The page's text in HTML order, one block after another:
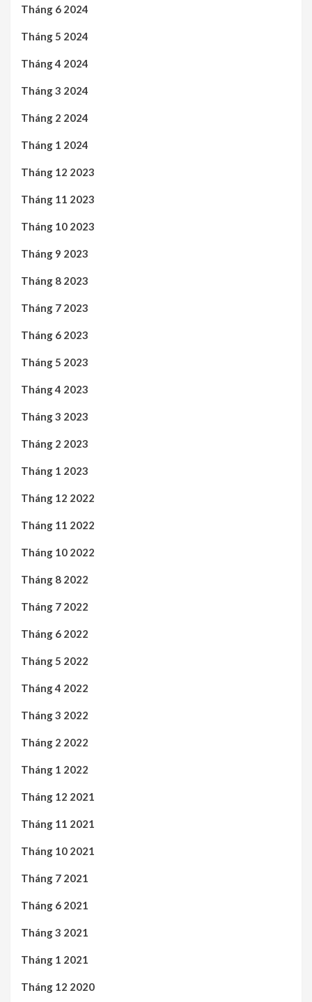
Tháng 6 2024
Tháng 5 2024
Tháng 4 2024
Tháng 3 2024
Tháng 2 2024
Tháng 1 2024
Tháng 12 2023
Tháng 11 2023
Tháng 10 2023
Tháng 9 2023
Tháng 8 2023
Tháng 7 2023
Tháng 6 2023
Tháng 5 2023
Tháng 4 2023
Tháng 3 2023
Tháng 2 2023
Tháng 1 2023
Tháng 12 2022
Tháng 11 2022
Tháng 10 2022
Tháng 8 2022
Tháng 7 2022
Tháng 6 2022
Tháng 5 2022
Tháng 4 2022
Tháng 3 2022
Tháng 2 2022
Tháng 1 2022
Tháng 12 2021
Tháng 11 2021
Tháng 10 2021
Tháng 7 2021
Tháng 6 2021
Tháng 3 2021
Tháng 1 2021
Tháng 12 2020